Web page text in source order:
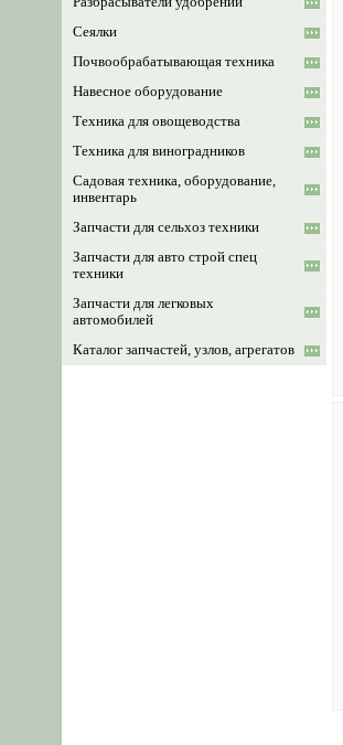
Сеялки
Почвообрабатывающая техника
Навесное оборудование
Техника для овощеводства
Техника для виноградников
Садовая техника, оборудование,
инвентарь
Запчасти для сельхоз техники
Запчасти для авто строй спец
техники
Запчасти для легковых
автомобилей
Каталог запчастей, узлов, агрегатов